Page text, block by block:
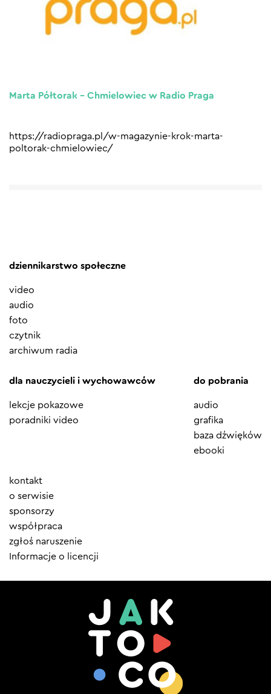
Marta Półtorak – Chmielowiec w Radio Praga
https://radiopraga.pl/w-magazynie-krok-marta-
poltorak-chmielowiec/
dziennikarstwo społeczne
video
audio
foto
czytnik
archiwum radia
dla nauczycieli i wychowawców
lekcje pokazowe
poradniki video
do pobrania
audio
grafika
baza dźwięków
ebooki
Element
menu
kontakt
o serwisie
sponsorzy
współpraca
zgłoś naruszenie
Informacje o licencji